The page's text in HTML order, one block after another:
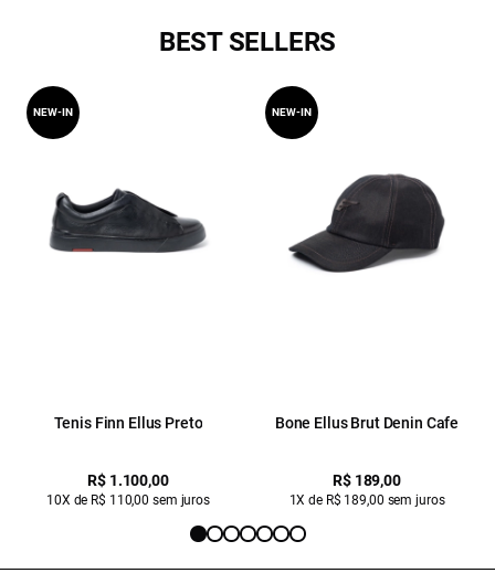
BEST SELLERS
Tenis Finn Ellus Preto
R$ 1.100,00
10X de R$ 110,00 sem juros
NEW-IN
Bone Ellus Brut Denin Cafe
R$ 189,00
1X de R$ 189,00 sem juros
NEW-IN